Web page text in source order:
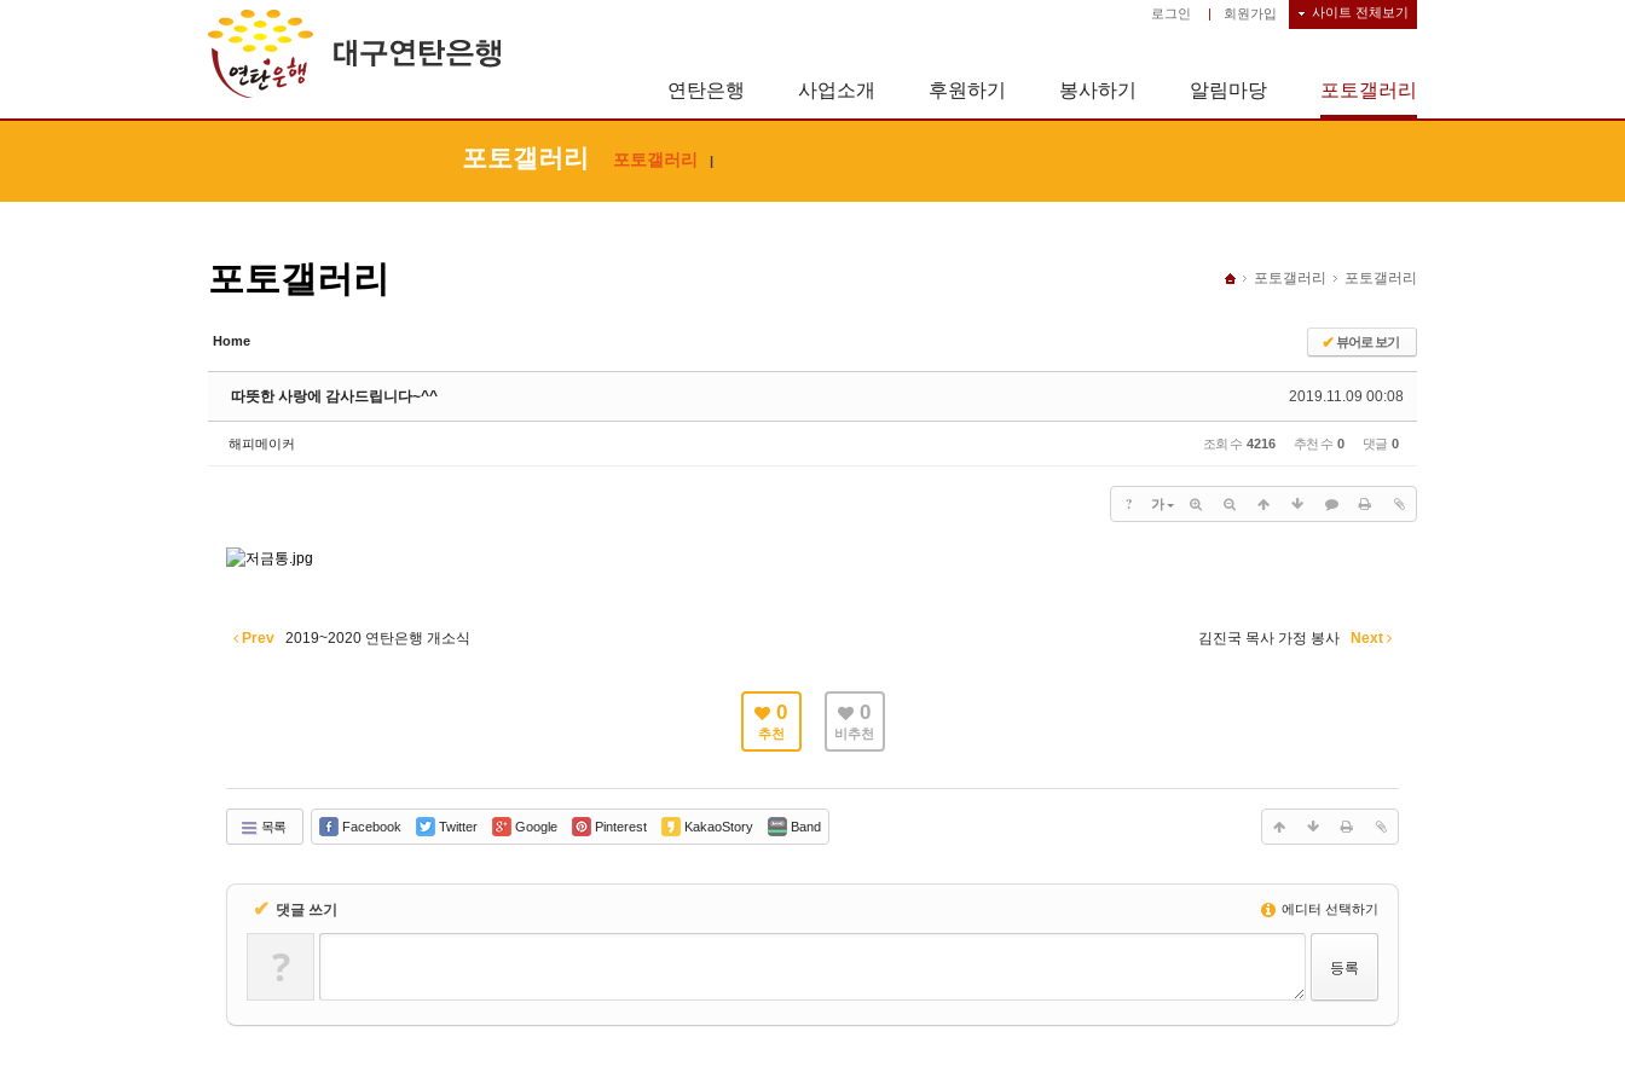
사이트 전체보기
로그인 | 회원가입
연탄은행 사업소개 후원하기 봉사하기 알림마당 포토갤러리
포토갤러리 포토갤러리 |
포토갤러리 포토갤러리 포토갤러리
Home ✔뷰어로 보기
2019.11.09 00:08
따뜻한 사랑에 감사드립니다~^^
해피메이커 조회 수 4216 추천 수 0 댓글 0
? 가
Prev 2019~2020 연탄은행 개소식 김진국 목사 가정 봉사 Next
0
추천
0
비추천
목록 Facebook Twitter Google Pinterest KakaoStory Band
✔ 댓글 쓰기 에디터 선택하기
?